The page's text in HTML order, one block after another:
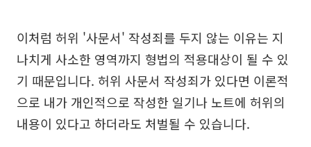
이처럼 허위 '사문서' 작성죄를 두지 않는 이유는 지
나치게 사소한 영역까지 형법의 적용대상이 될 수 있
기 때문입니다. 허위 사문서 작성죄가 있다면 이론적
으로 내가 개인적으로 작성한 일기나 노트에 허위의
내용이 있다고 하더라도 처벌될 수 있습니다.